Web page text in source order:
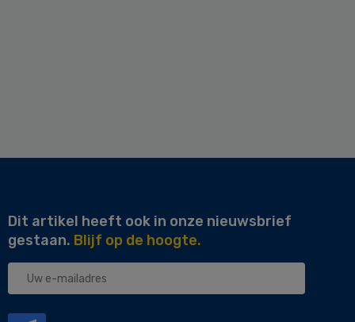
Dit artikel heeft ook in onze nieuwsbrief
gestaan. Blijf op de hoogte.
Uw